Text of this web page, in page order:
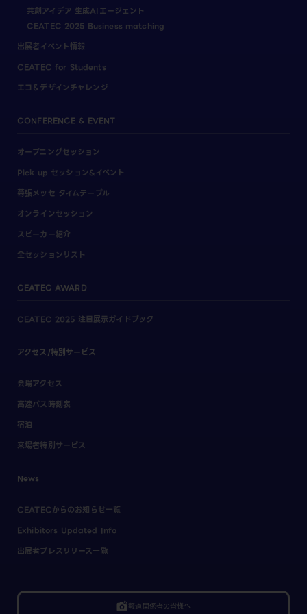
共創アイデア 生成AIエージェント
CEATEC 2025 Business matching
出展者イベント情報
CEATEC for Students
エコ＆デザインチャレンジ
CONFERENCE & EVENT
オープニングセッション
Pick up セッション&イベント
幕張メッセ タイムテーブル
オンラインセッション
スピーカー紹介
全セッションリスト
CEATEC AWARD
CEATEC 2025 注目展示ガイドブック
アクセス/特別サービス
会場アクセス
高速バス時刻表
宿泊
来場者特別サービス
News
CEATECからのお知らせ一覧
Exhibitors Updated Info
出展者プレスリリース一覧
linked_camera報道関係者の皆様へ